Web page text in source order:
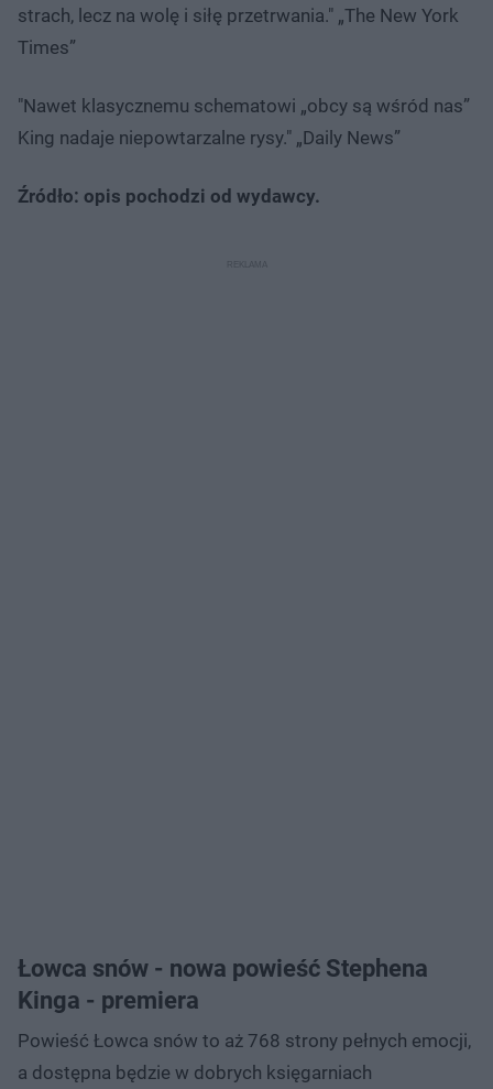
strach, lecz na wolę i siłę przetrwania." „The New York
Times”
"Nawet klasycznemu schematowi „obcy są wśród nas”
King nadaje niepowtarzalne rysy." „Daily News”
Źródło: opis pochodzi od wydawcy.
Łowca snów - nowa powieść Stephena
Kinga - premiera
Powieść Łowca snów to aż 768 strony pełnych emocji,
a dostępna będzie w dobrych księgarniach